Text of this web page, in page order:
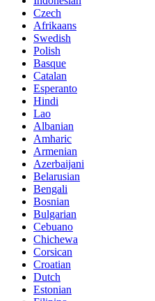
Czech
Afrikaans
Swedish
Polish
Basque
Catalan
Esperanto
Hindi
Lao
Albanian
Amharic
Armenian
Azerbaijani
Belarusian
Bengali
Bosnian
Bulgarian
Cebuano
Chichewa
Corsican
Croatian
Dutch
Estonian